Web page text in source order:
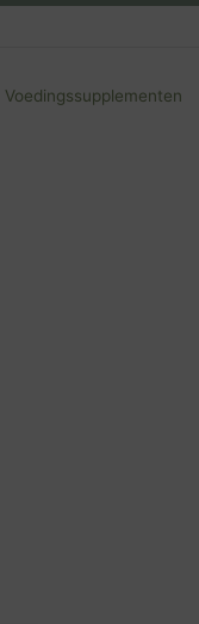
Voedingssupplementen